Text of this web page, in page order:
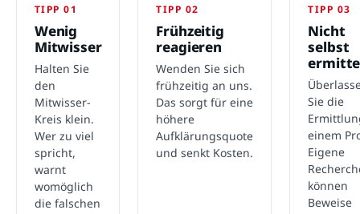
TIPP 01
Wenig
Mitwisser
Halten Sie
den
Mitwisser-
Kreis klein.
Wer zu viel
spricht,
warnt
womöglich
die falschen
TIPP 02
Frühzeitig
reagieren
Wenden Sie sich
frühzeitig an uns.
Das sorgt für eine
höhere
Aufklärungsquote
und senkt Kosten.
TIPP 03
Nicht
selbst
Sie die
einem
Eigene
können
Beweise